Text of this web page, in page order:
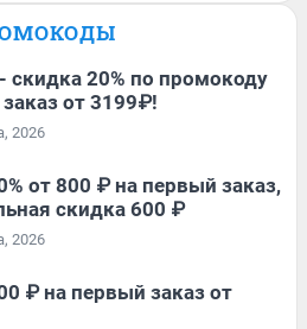
- скидка 20% по промокоду
от 3199₽!
2026
от 800 ₽ на первый заказ,
скидка 600 ₽
2026
₽ на первый заказ от